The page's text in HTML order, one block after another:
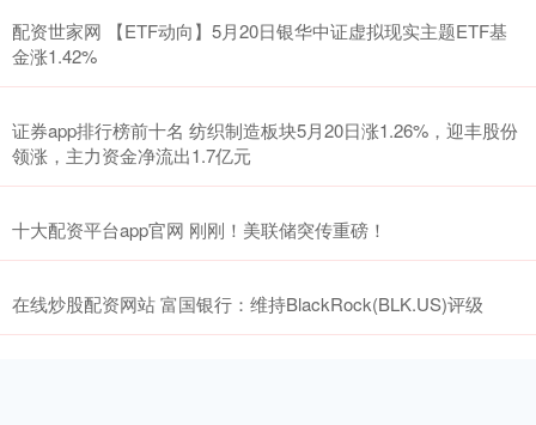
配资世家网 【ETF动向】5月20日银华中证虚拟现实主题ETF基
金涨1.42%
证券app排行榜前十名 纺织制造板块5月20日涨1.26%，迎丰股份
领涨，主力资金净流出1.7亿元
十大配资平台app官网 刚刚！美联储突传重磅！
在线炒股配资网站 富国银行：维持BlackRock(BLK.US)评级